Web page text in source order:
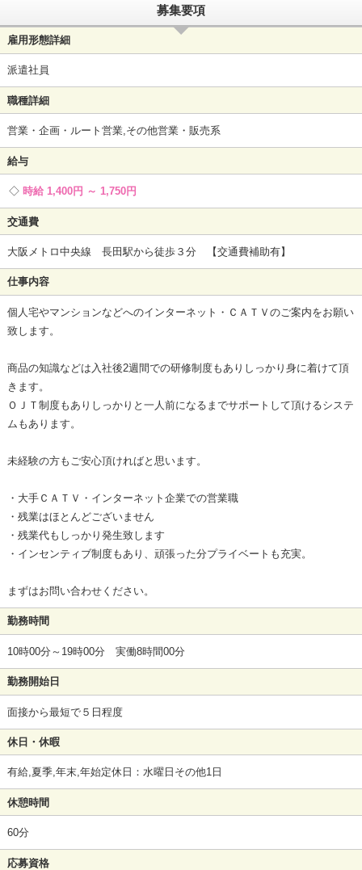
募集要項
雇用形態詳細
派遣社員
職種詳細
営業・企画・ルート営業,その他営業・販売系
給与
時給 1,400円 ～ 1,750円
交通費
大阪メトロ中央線 長田駅から徒歩３分 【交通費補助有】
仕事内容
個人宅やマンションなどへのインターネット・ＣＡＴＶのご案内をお願い
致します。
商品の知識などは入社後2週間での研修制度もありしっかり身に着けて頂
きます。
ＯＪＴ制度もありしっかりと一人前になるまでサポートして頂けるシステ
ムもあります。
未経験の方もご安心頂ければと思います。
・大手ＣＡＴＶ・インターネット企業での営業職
・残業はほとんどございません
・残業代もしっかり発生致します
・インセンティブ制度もあり、頑張った分プライベートも充実。
まずはお問い合わせください。
勤務時間
10時00分～19時00分 実働8時間00分
勤務開始日
面接から最短で５日程度
休日・休暇
有給,夏季,年末,年始定休日：水曜日その他1日
休憩時間
60分
応募資格